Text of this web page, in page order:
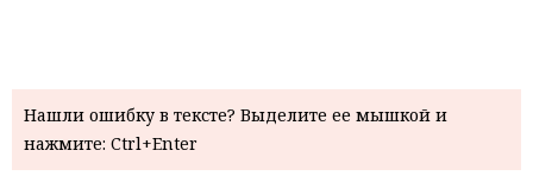
Нашли ошибку в тексте? Выделите ее мышкой и
нажмите: Ctrl+Enter